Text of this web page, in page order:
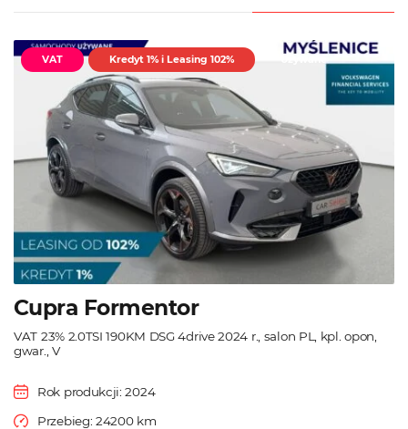
VAT Kredyt 1% i Leasing 102%
Cupra Formentor
VAT 23% 2.0TSI 190KM DSG 4drive 2024 r., salon PL, kpl. opon,
gwar., V
Rok produkcji: 2024
Przebieg: 24200 km